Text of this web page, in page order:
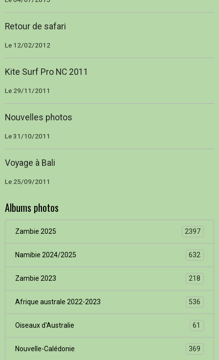
Retour de safari
Le 12/02/2012
Kite Surf Pro NC 2011
Le 29/11/2011
Nouvelles photos
Le 31/10/2011
Voyage à Bali
Le 25/09/2011
Albums photos
Zambie 2025 2397
Namibie 2024/2025 632
Zambie 2023 218
Afrique australe 2022-2023 536
Oiseaux d'Australie 61
Nouvelle-Calédonie 369